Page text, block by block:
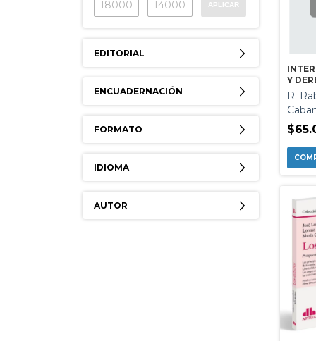
APLICAR
EDITORIAL
ENCUADERNACIÓN
FORMATO
IDIOMA
AUTOR
Y
R.